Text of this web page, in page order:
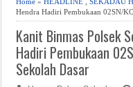
Hendra Hadiri Pembukaan 02SN/
Kanit Binmas Polsek
Hadiri Pembukaan
Sekolah Dasar